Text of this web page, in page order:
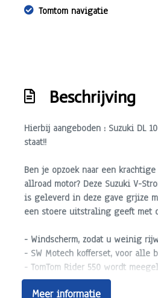
Tomtom navigatie
Beschrijving
Hierbij aangeboden : Suzuki DL
staat!!
Ben je opzoek naar een
allroad motor? Deze Suzuki V-
is geleverd in deze gave grjize
een stoere uitstraling geeft met
- Windscherm, zodat u weinig
- SW Motech kofferset, voor alle
- TomTom Rider 550 wordt
- Valbeugels, Exta bescherming
extra stoere uitstraling
Meer informatie